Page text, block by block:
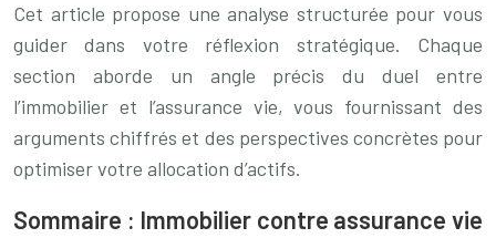
Cet article propose une analyse structurée pour vous
guider dans votre réflexion stratégique. Chaque
section aborde un angle précis du duel entre
l’immobilier et l’assurance vie, vous fournissant des
arguments chiffrés et des perspectives concrètes pour
optimiser votre allocation d’actifs.
Sommaire : Immobilier contre assurance vie